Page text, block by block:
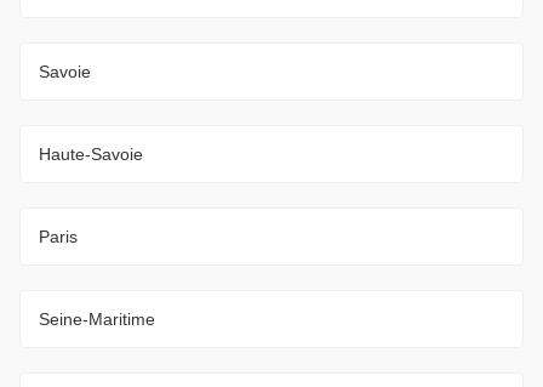
Savoie
Haute-Savoie
Paris
Seine-Maritime